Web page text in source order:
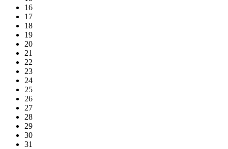
16
17
18
19
20
21
22
23
24
25
26
27
28
29
30
31